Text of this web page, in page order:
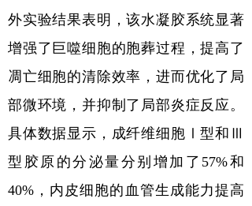
外实验结果表明，该水凝胶系统显著
增强了巨噬细胞的胞葬过程，提高了
凋亡细胞的清除效率，进而优化了局
部微环境，并抑制了局部炎症反应。
具体数据显示，成纤维细胞Ⅰ型和Ⅲ
型胶原的分泌量分别增加了 57%和
40% ，内皮细胞的血管生成能力提高